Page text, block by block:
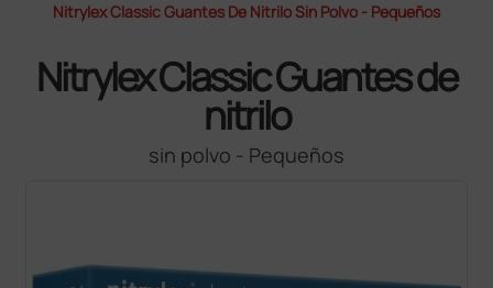
Nitrylex Classic Guantes De Nitrilo Sin Polvo - Pequeños
Nitrylex Classic Guantes de
nitrilo
sin polvo - Pequeños